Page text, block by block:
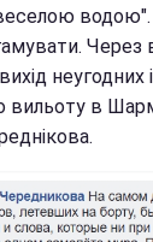
Через
неугодних
вильоту в